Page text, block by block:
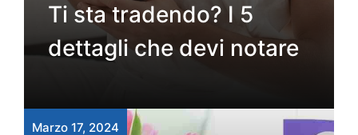
Ti sta tradendo? I 5
dettagli che devi notare
Marzo 17, 2024